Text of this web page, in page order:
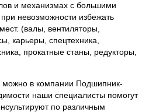
и механизмах с большими
невозможности избежать
(валы, вентиляторы,
карьеры, спецтехника,
прокатные станы, редукторы,
можно в компании Подшипник-
наши специалисты помогут
по различным